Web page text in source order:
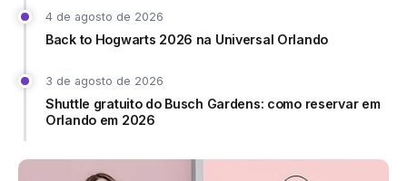
4 de agosto de 2026
Back to Hogwarts 2026 na Universal Orlando
3 de agosto de 2026
Shuttle gratuito do Busch Gardens: como reservar em
Orlando em 2026